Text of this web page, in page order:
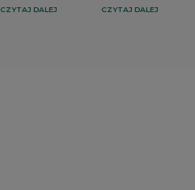
energii,
CZYTAJ DALEJ
modyfikowalnych
CZYTAJ DALEJ